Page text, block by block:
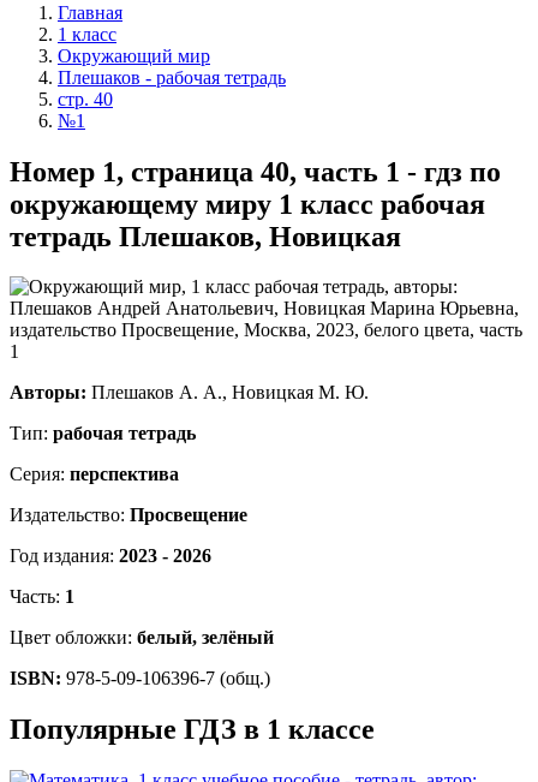
Главная
1 класс
Окружающий мир
Плешаков - рабочая тетрадь
стр. 40
№1
Номер 1, страница 40, часть 1 - гдз по
окружающему миру 1 класс рабочая
тетрадь Плешаков, Новицкая
Авторы: Плешаков А. А., Новицкая М. Ю.
Тип: рабочая тетрадь
Серия: перспектива
Издательство: Просвещение
Год издания: 2023 - 2026
Часть: 1
Цвет обложки: белый, зелёный
ISBN: 978-5-09-106396-7 (общ.)
Популярные ГДЗ в 1 классе